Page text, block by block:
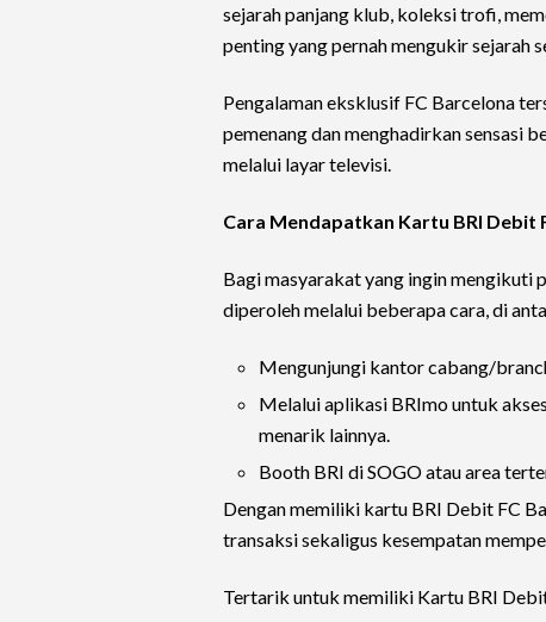
sejarah panjang klub, koleksi trofi,
penting yang pernah mengukir sejarah
Pengalaman eksklusif FC Barcelona
pemenang dan menghadirkan sensasi
melalui layar televisi.
Cara Mendapatkan Kartu BRI Debit
Bagi masyarakat yang ingin mengikuti
diperoleh melalui beberapa cara, di
Mengunjungi kantor cabang/
Melalui aplikasi BRImo untuk
menarik lainnya.
Booth BRI di SOGO atau area
Dengan memiliki kartu BRI Debit FC
transaksi sekaligus kesempatan
Tertarik untuk memiliki Kartu BRI